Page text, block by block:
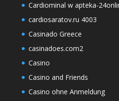
Cardiominal w apteka-
cardiosaratov.ru 4003
Casinado Greece
casinadoes.com2
Casino
Casino and Friends
Casino ohne Anmeldung